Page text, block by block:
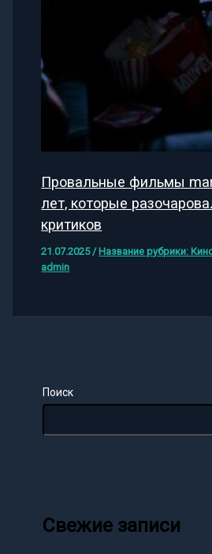
Провальные фильмы
лет, которые
критиков
21.07.2025/ Название рубрики:
admin
Поиск
Свежие записи